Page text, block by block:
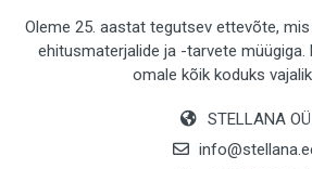
Oleme 25. aastat tegutsev ettevõte,
ehitusmaterjalide ja -tarvete müügiga.
omale kõik koduks
STELLANA OÜ